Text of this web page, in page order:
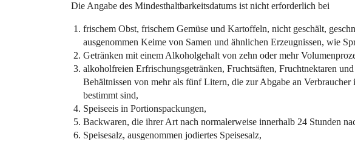
Die Angabe des Mindesthaltbarkeitsdatums ist nicht erforderlich bei
frischem Obst, frischem Gemüse und Kartoffeln, nicht geschält,
ausgenommen Keime von Samen und ähnlichen Erzeugnissen, wie
Getränken mit einem Alkoholgehalt von zehn oder mehr
alkoholfreien Erfrischungsgetränken, Fruchtsäften, Fruchtnektaren
Behältnissen von mehr als fünf Litern, die zur Abgabe an Verbraucher
bestimmt sind,
Speiseeis in Portionspackungen,
Backwaren, die ihrer Art nach normalerweise innerhalb 24 Stunden
Speisesalz, ausgenommen jodiertes Speisesalz,